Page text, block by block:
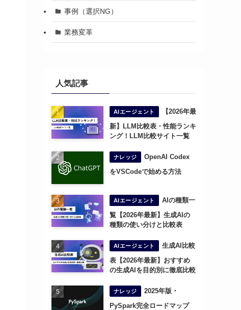
事例（選択NG）
業務変革
人気記事
AIエージェント
【2026年最
新】LLM比較表・性能ランキ
ング！LLM比較サイト一覧
ナレッジ
OpenAI Codex
をVSCodeで始める方法
AIエージェント
AIの種類一
覧【2026年最新】生成AIの
種類の使い分けと比較表
AIエージェント
生成AI比較
表【2026年最新】おすすめ
の生成AIを目的別に徹底比較
ナレッジ
2025年版・
PySpark完全ロードマップ